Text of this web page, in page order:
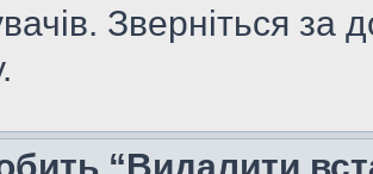
Зверніться за